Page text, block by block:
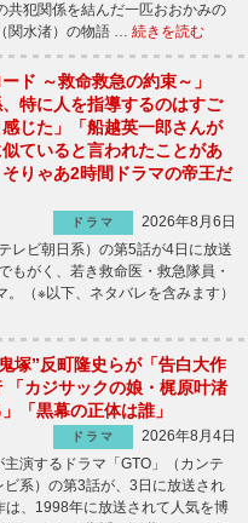
共犯関係を結んだ一匹おおかみの
関水渚）の物語 … 続きを読む
ード ～救命救急の約束～」
、特に人を指導するのはすご
感じた」「船越英一郎さんが
似ていると言われたことがあ
りゃあ2時間ドラマの帝王だ
ドラマ
2026年8月6日
レビ朝日系）の第5話が4日に放送
がく、若き救命医・救急隊員・
（※以下、ネタバレを含みます）
鬼塚”反町隆史らが「告白大作
「カジサックの娘・梶原叶渚
「黒幕の正体は誰」
ドラマ
2026年8月4日
演するドラマ「GTO」（カンテ
ビ系）の第3話が、3日に放送され
、1998年に放送されて人気を博